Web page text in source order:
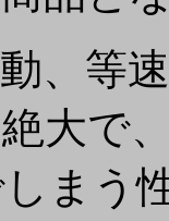
、等
大で
まう